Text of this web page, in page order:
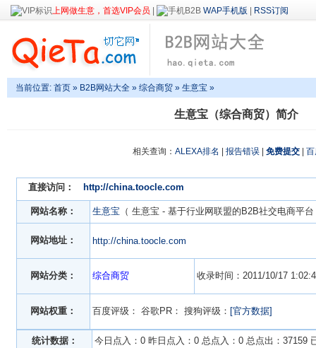
上网做生意，首选VIP会员 WAP手机版 RSS订阅
当前位置: 首页 » B2B网站大全 » 综合商贸 » 生意宝 »
生意宝（综合商贸）简介
相关查询： ALEXA排名 报告错误 免费提交
直接访问： http://china.toocle.com
网站名称： 生意宝 （ 生意宝 - 基于行业网联盟的B2B社交电商平
网站地址： http://china.toocle.com
网站分类： 综合商贸 收录时间：2011/10/17
网站权重： 百度评级： 谷歌PR： 搜狗评级： [官方数据]
统计数据： 今日点入：0 昨日点入：0 总点入：0 总点出：37159